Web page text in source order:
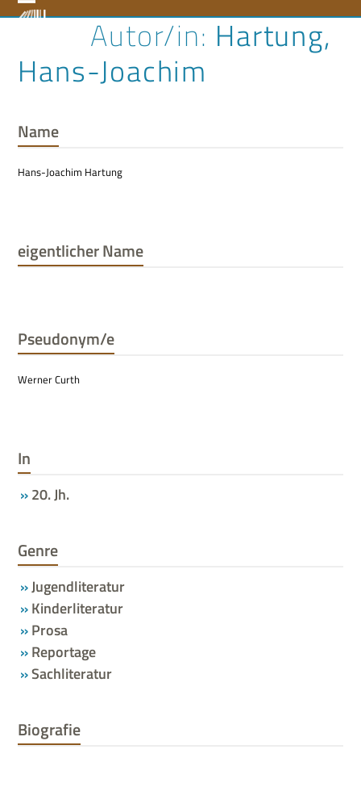
to Open
menu
Close
menu
Hartung,
Hans-Joachim
Name
Hans-Joachim Hartung
eigentlicher Name
Pseudonym/e
Wer­ner Curth
In
20. Jh.
Genre
Jugendliteratur
Kinderliteratur
Prosa
Reportage
Sachliteratur
Biografie